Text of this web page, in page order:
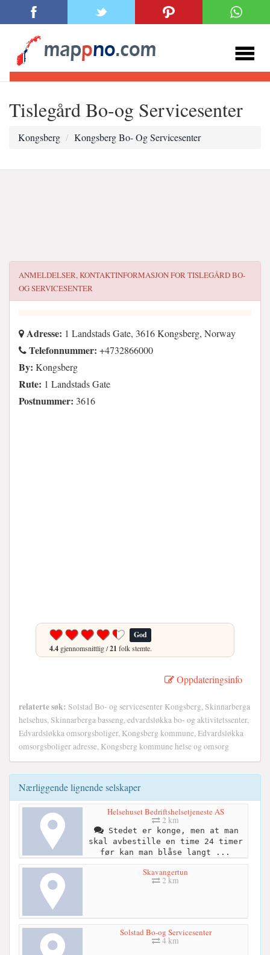
Tislegård Bo-og Servicesenter
Kongsberg Kongsberg Bo- Og Servicesenter
ANMELDELSER, KONTAKTINFORMASJON FORTISLEGÅRD BO-
OG SERVICESENTER
Adresse: 1 Landstads Gate, 3616 Kongsberg, Norway
Telefonnummer: +4732866000
By: Kongsberg
Rute: 1 Landstads Gate
Postnummer: 3616
God
4.4 gjennomsnittlig /21 folk stemte.
Oppdateringsinfo
relaterte søk: Solstad Bo- og servicesenter Kongsberg, Skinnarberga
helsehus, Skinnarberga basseng, edvardsløkka bo- og aktivitetssenter,
Edvardsløkka omsorgsboliger, Kongsberg kommune, Edvardsløkka
omsorgsboliger adresse, Kongsberg kommune helse og omsorg
Nærliggende lignende selskaper
Helsehuset Bedriftshelsetjeneste AS
2 km
Stedet er konge, men at man
skal avbestille en time 24 timer
før kan man blåse langt ...
Skavangertun
2 km
Solstad Bo-og Servicesenter
4 km